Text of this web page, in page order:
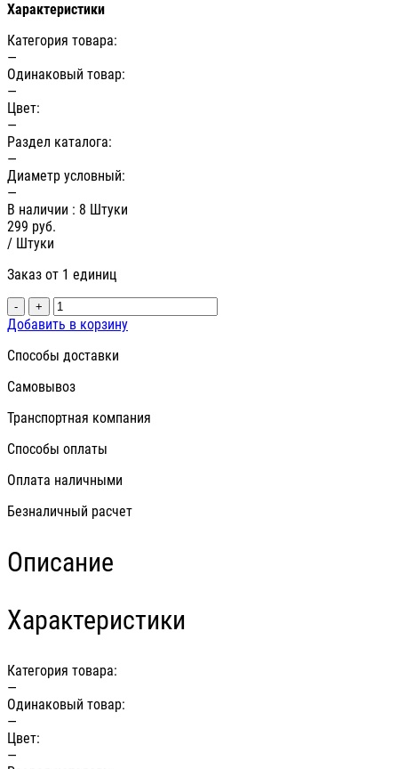
Характеристики
Категория товара:
—
Одинаковый товар:
—
Цвет:
—
Раздел каталога:
—
Диаметр условный:
—
В наличии : 8 Штуки
299 руб.
/ Штуки
Заказ от 1 единиц
- +
Добавить в корзину
Способы доставки
Самовывоз
Транспортная компания
Способы оплаты
Оплата наличными
Безналичный расчет
Описание
Характеристики
Категория товара:
—
Одинаковый товар:
—
Цвет:
—